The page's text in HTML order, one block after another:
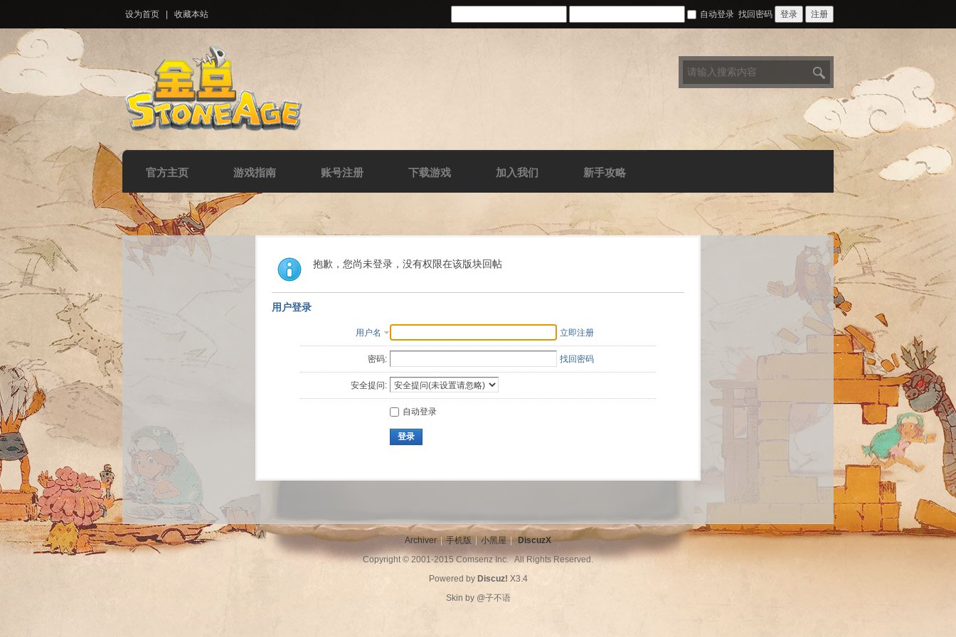
设为首页 收藏本站 自动登录 找回密码 登录 注册
官方主页 游戏指南 账号注册 下载游戏 加入我们 新手攻略
抱歉，您尚未登录，没有权限在该版块回帖
用户登录
用户名 立即注册
密码: 找回密码
安全提问:
自动登录
登录
Archiver | 手机版 | 小黑屋 | DiscuzX
Copyright © 2001-2015Comsenz Inc.All Rights Reserved.
Powered by Discuz! X3.4
Skin by @子不语